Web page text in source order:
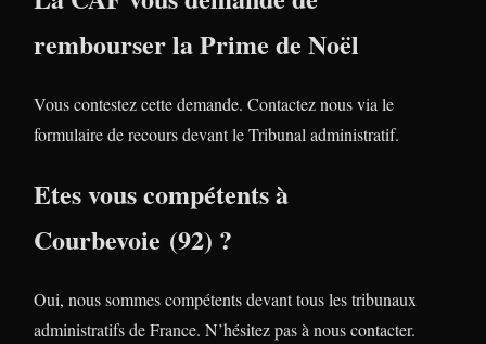
rembourser la Prime de Noël
Vous contestez cette demande. Contactez nous via le
formulaire de recours devant le Tribunal administratif.
Etes vous compétents à
Courbevoie (92) ?
Oui, nous sommes compétents devant tous les tribunaux
administratifs de France. N’hésitez pas à nous contacter.